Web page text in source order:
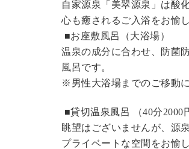
自家源泉「美翠源泉」は酸
心も癒されるご入浴をお愉
■お座敷風呂（大浴場）
温泉の成分に合わせ、防菌
風呂です。
※男性大浴場までのご移動
■貸切温泉風呂 （40分2000
眺望はございませんが、源
プライベートな空間をお愉